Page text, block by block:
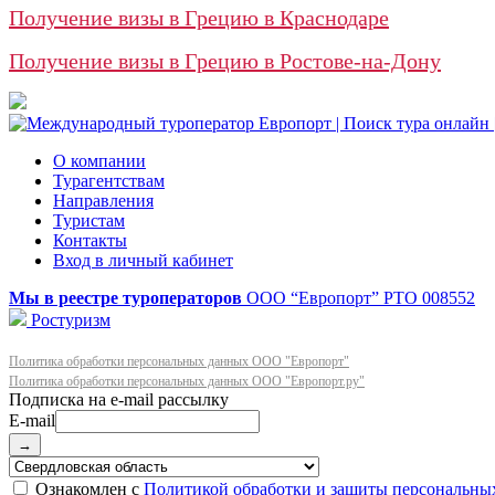
Получение визы в Грецию в Краснодаре
Получение визы в Грецию в Ростове-на-Дону
О компании
Турагентствам
Направления
Туристам
Контакты
Вход в личный кабинет
Мы в реестре туроператоров ООО “Европорт” РТО 008552
Ростуризм
Политика обработки персональных данных ООО "Европорт"
Политика обработки персональных данных ООО "Европорт.ру"
E-mail
→
Ознакомлен с Политикой обработки и защиты